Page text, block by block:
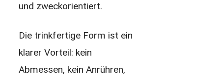
und zweckorientiert.
Die trinkfertige Form ist ein
klarer Vorteil: kein
Abmessen, kein Anrühren,